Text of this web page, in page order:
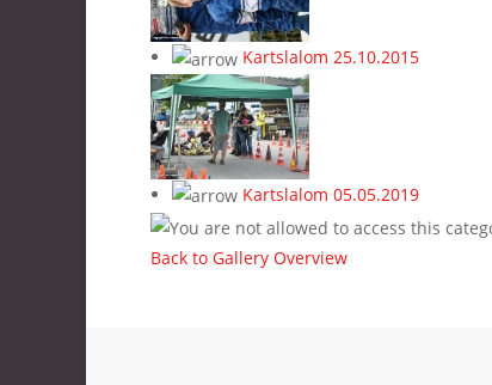
Kartslalom 25.10.2015
Kartslalom 05.05.2019
Back to Gallery Overview